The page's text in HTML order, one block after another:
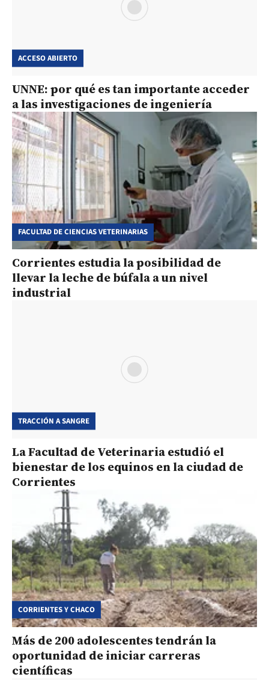
ACCESO ABIERTO
UNNE: por qué es tan importante acceder
a las investigaciones de ingeniería
FACULTAD DE CIENCIAS VETERINARIAS
Corrientes estudia la posibilidad de
llevar la leche de búfala a un nivel
industrial
TRACCIÓN A SANGRE
La Facultad de Veterinaria estudió el
bienestar de los equinos en la ciudad de
Corrientes
CORRIENTES Y CHACO
Más de 200 adolescentes tendrán la
oportunidad de iniciar carreras
científicas